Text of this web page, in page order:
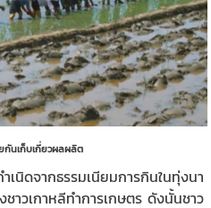
กันเก็บเกี่ยวผลผลิต
นิดจากธรรมเนียมการกินในทุ่งนา
าวเกาหลีทำการเกษตร ดังนั้นชาว